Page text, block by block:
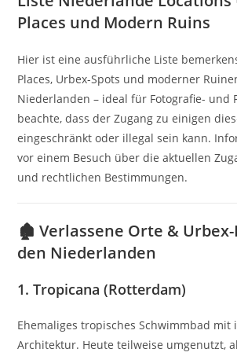
Places und Modern Ruins
Hier ist eine ausführliche Liste
Places, Urbex-Spots und moderner
Niederlanden – ideal für Fotografie- und
beachte, dass der Zugang zu einigen
eingeschränkt oder illegal sein kann.
vor einem Besuch über die aktuellen
und rechtlichen Bestimmungen.
🏚️ Verlassene Orte &
den Niederlanden
1.Tropicana (Rotterdam)
Ehemaliges tropisches Schwimmbad mit
Architektur. Heute teilweise umgenutzt,